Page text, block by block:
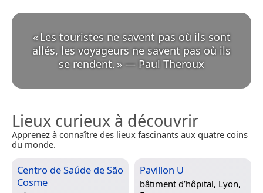
«Les touristes ne savent pas où ils sont
allés, les voyageurs ne savent pas où ils
se rendent. » — Paul Theroux
Lieux curieux à découvrir
Apprenez à connaître des lieux fascinants aux quatre coins
du monde.
Centro de Saúde de São
Cosme
Pavillon U
bâtiment d’hôpital, Lyon,